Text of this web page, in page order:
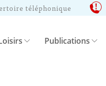
téléphonique
Publications